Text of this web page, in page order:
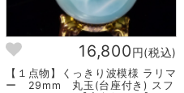
16,800円(税込)
【１点物】くっきり波模様 ラリマ
ー 29mm 丸玉(台座付き) スフ